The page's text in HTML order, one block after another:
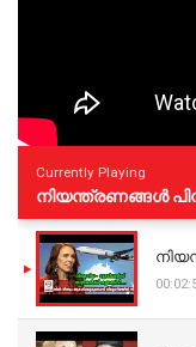
Currently Playing
നിയന്ത്രണങ്ങള്‍